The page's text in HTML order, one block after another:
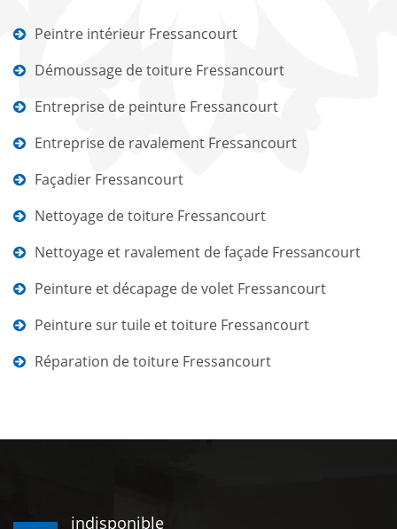
Peintre intérieur Fressancourt
Démoussage de toiture Fressancourt
Entreprise de peinture Fressancourt
Entreprise de ravalement Fressancourt
Façadier Fressancourt
Nettoyage de toiture Fressancourt
Nettoyage et ravalement de façade Fressancourt
Peinture et décapage de volet Fressancourt
Peinture sur tuile et toiture Fressancourt
Réparation de toiture Fressancourt
indisponible